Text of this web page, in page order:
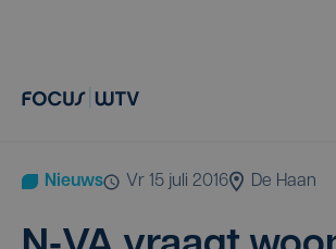
Nieuws vr 15 juli 2016 De Haan